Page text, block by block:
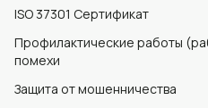
ISO 37301 Сертификат
Профилактические работы
помехи
Защита от мошенничества